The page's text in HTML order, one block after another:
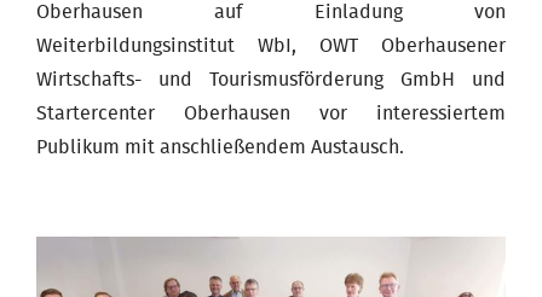
Oberhausen auf Einladung von
Weiterbildungsinstitut WbI, OWT Oberhausener
Wirtschafts- und Tourismusförderung GmbH und
Startercenter Oberhausen vor interessiertem
Publikum mit anschließendem Austausch.